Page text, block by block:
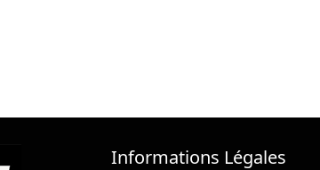
Informations Légales